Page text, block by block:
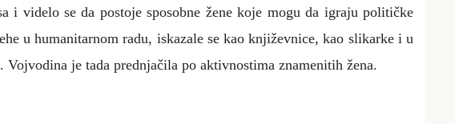
videlo se da postoje sposobne žene koje mogu da igraju političke
u humanitarnom radu, iskazale se kao književnice, kao slikarke i u
je tada prednjačila po aktivnostima znamenitih žena.